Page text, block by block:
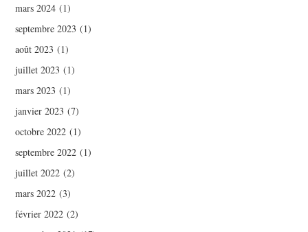
mars 2024 (1)
septembre 2023 (1)
août 2023 (1)
juillet 2023 (1)
mars 2023 (1)
janvier 2023 (7)
octobre 2022 (1)
septembre 2022 (1)
juillet 2022 (2)
mars 2022 (3)
février 2022 (2)